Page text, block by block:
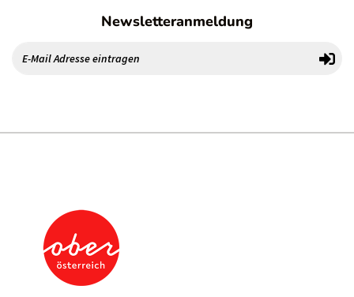
Newsletteranmeldung